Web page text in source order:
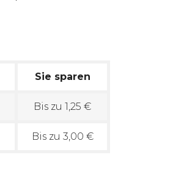
Sie sparen
Bis zu 1,25 €
Bis zu 3,00 €